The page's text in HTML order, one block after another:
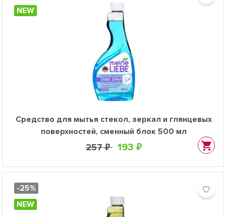
NEW
Средство для мытья стекол, зеркал и глянцевых
поверхностей, сменный блок 500 мл
257 ₽ 193 ₽
-25%
NEW